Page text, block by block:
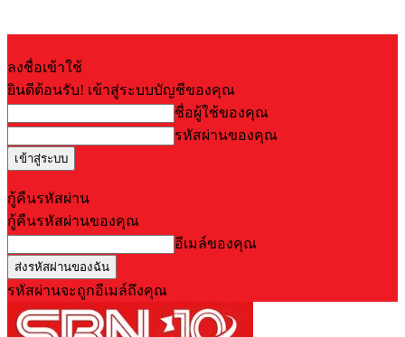
ลงชื่อเข้าใช้
ยินดีต้อนรับ! เข้าสู่ระบบบัญชีของคุณ
ชื่อผู้ใช้ของคุณ
รหัสผ่านของคุณ
กู้คืนรหัสผ่าน
กู้คืนรหัสผ่านของคุณ
อีเมล์ของคุณ
รหัสผ่านจะถูกอีเมล์ถึงคุณ